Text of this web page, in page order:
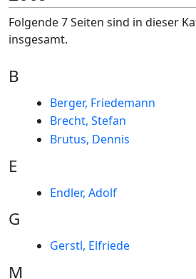
Folgende 7 Seiten sind in dieser
insgesamt.
B
Berger, Friedemann
Brecht, Stefan
Brutus, Dennis
E
Endler, Adolf
G
Gerstl, Elfriede
M